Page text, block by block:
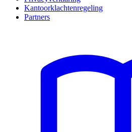
Kantoorklachtenregeling
Partners